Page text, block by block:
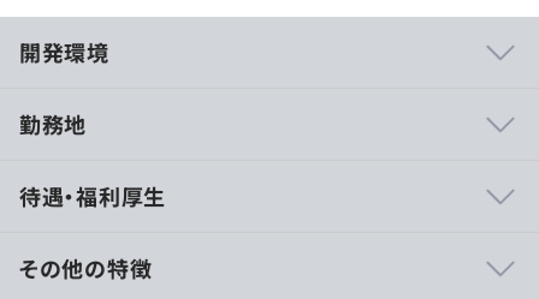
開発環境
半期ごとの振り返りのタイミングで上司との面談を通して
勤務地
待遇・福利厚生
その他の特徴